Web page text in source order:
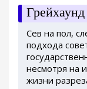
Грейхаунд
Сев на пол,
подхода
несмотря на
жизни